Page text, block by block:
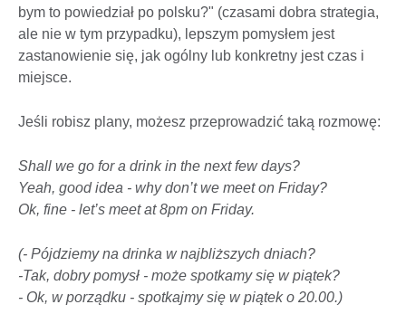
bym to powiedział po polsku?" (czasami dobra strategia,
ale nie w tym przypadku), lepszym pomysłem jest
zastanowienie się, jak ogólny lub konkretny jest czas i
miejsce.
Jeśli robisz plany, możesz przeprowadzić taką rozmowę:
Shall we go for a drink in the next few days?
Yeah, good idea - why don’t we meet on Friday?
Ok, fine - let’s meet at 8pm on Friday.
(- Pójdziemy na drinka w najbliższych dniach?
-Tak, dobry pomysł - może spotkamy się w piątek?
- Ok, w porządku - spotkajmy się w piątek o 20.00.)